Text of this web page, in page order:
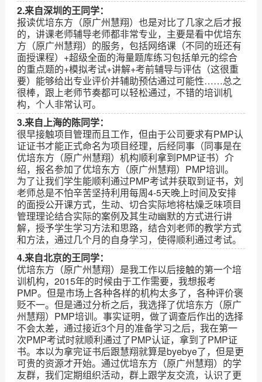
2.来自深圳的王同学：
报读优培东方（原广州慧翔）也是对比了几家之后才报
的，讲课老师辅导老师都非常专业，主要是看中优培东
方（原广州慧翔）的服务，包括网络课（不同的班还有
面授课程）+超级全面的海量题库练习包括单元的综合
的重点题的+模拟考试+讲解+考前辅导与评估（这很重
要）能够给出专业评价并辅助预估通过可能性……总之
很棒，跟上老师节奏都可以轻松通过，不错的培训机
构，个人非常认可。
3.来自上海的陈同学：
很早接触项目管理而且工作，但由于公司要求有PMP认
证证书才能正式命名为项目经理，后经同事（同事是在
优培东方（原广州慧翔）机构顺利拿到PMP证书）介
绍，报名参加了优培东方（原广州慧翔）PMP培训。
为了让我们学生能顺利通过PMP考试并获取到证书，刘
老师总是不怕辛苦坚持利用每周4-5天晚上时间及安排
的面授公开课方式，生动、切合实际地将枯燥乏味项目
管理理论结合实际的案例及其生动幽默的方式进行讲
解，授予学生学习方法和思路，结合刘老师的教学方式
和方法，通过几个月的自身学习，使得顺利通过考试。
4.来自北京的王同学：
优培东方（原广州慧翔）是我工作以后接触的第一个培
训机构，2015年的时候由于工作需要，我想报考
PMP。但是市场上各种各样的机构太多了，各种评价褒
贬不一。但是通过分析之后，我选择了优培东方（原广
州慧翔）PMP培训。事实证明，做了调查后作出的选择
不会太差，通过接近3个月的准备学习之后，我在第一
次PMP考试时就顺利通过了PMP认证，拿到了PMP证
书。本以为拿完证书后跟慧翔就算是byebye了，但是更
可贵的资源才开始。通过优培东方（原广州慧翔）的学
友群，我们定期组织活动，群上跟学友交流，认识了更